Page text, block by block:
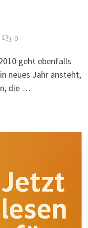
0
geht ebenfalls
neues Jahr ansteht,
die …